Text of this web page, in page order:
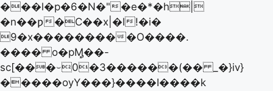
���l�p�6�N�"�e�*�h|
�n��ƿ�C��x|�l!�i�
9�x���������O����.
���� o�pӍ͓��-
sc[���⌣0�3������(�� _�}iv}
�����ѹY���}����I����k